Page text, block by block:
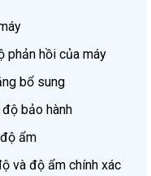
phản hồi của máy
bổ sung
bảo hành
ẩm
và độ ẩm chính xác